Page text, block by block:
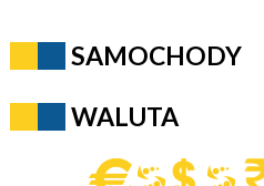
SAMOCHODY
WALUTA